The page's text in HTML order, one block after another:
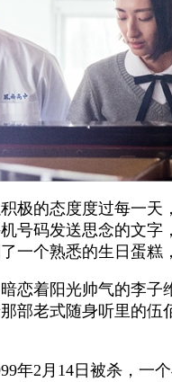
极的态度度过每一
码发送思念的文
一个熟悉的生日蛋
着阳光帅气的李
老式随身听里的
年2月14日被杀，一